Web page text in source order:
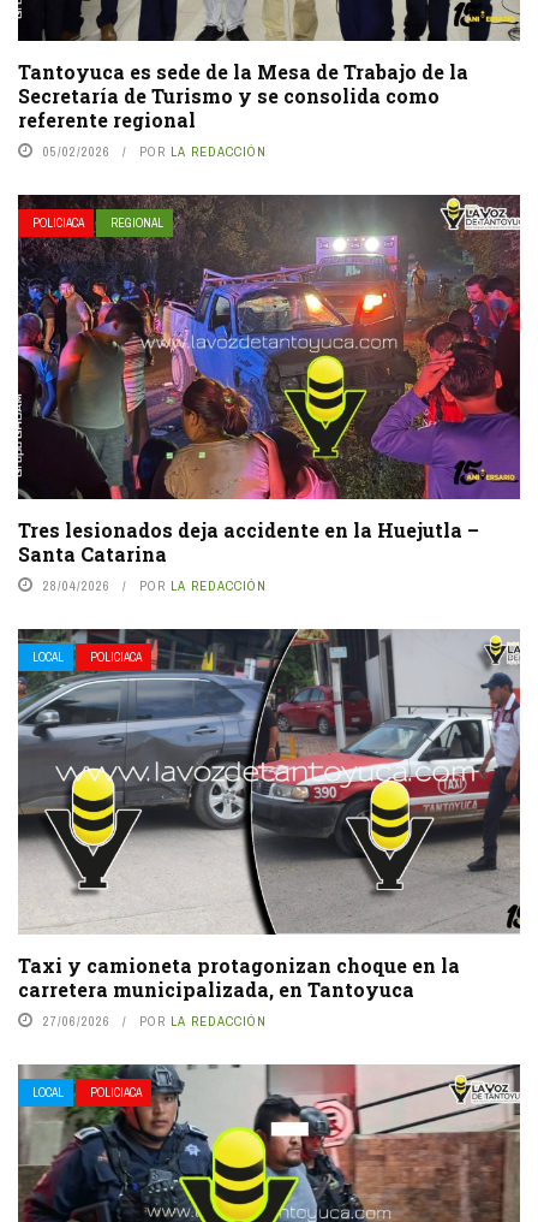
Tantoyuca es sede de la Mesa de Trabajo de la
Secretaría de Turismo y se consolida como
referente regional
05/02/2026 POR LA REDACCIÓN
POLICIACA REGIONAL
Tres lesionados deja accidente en la Huejutla –
Santa Catarina
28/04/2026 POR LA REDACCIÓN
LOCAL POLICIACA
Taxi y camioneta protagonizan choque en la
carretera municipalizada, en Tantoyuca
27/06/2026 POR LA REDACCIÓN
LOCAL POLICIACA